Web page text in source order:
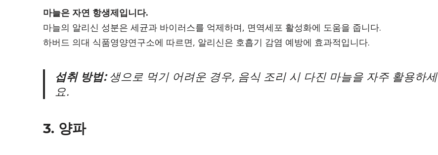
마늘은 자연 항생제입니다.
마늘의 알리신 성분은 세균과 바이러스를 억제하며, 면역세포 활성화에 도움을 줍니다.
하버드 의대 식품영양연구소에 따르면, 알리신은 호흡기 감염 예방에 효과적입니다.
섭취 방법:생으로 먹기 어려운 경우, 음식 조리 시 다진 마늘을 자주 활용하세
요.
3. 양파